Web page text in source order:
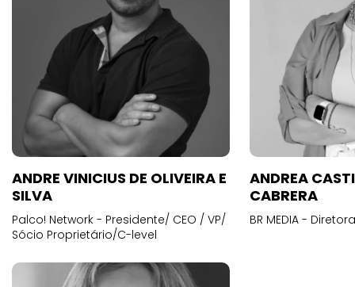
ANDRE VINICIUS DE OLIVEIRA E
SILVA
Palco! Network - Presidente/ CEO / VP/
Sócio Proprietário/C-level
ANDREA
CABRERA
BR MEDIA -